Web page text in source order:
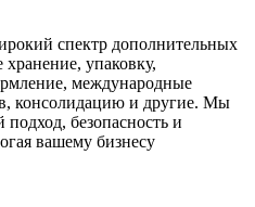
спектр дополнительных
хранение, упаковку,
международные
консолидацию и другие. Мы
безопасность и
вашему бизнесу